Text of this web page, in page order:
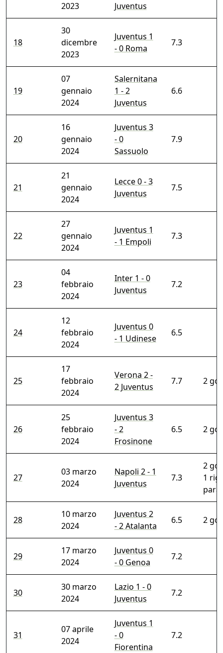
2023 Juventus
18
30
dicembre
2023
Juventus 1
- 0 Roma
7.3
19
07
gennaio
2024
Salernitana
1 - 2
Juventus
6.6
20
16
gennaio
2024
Juventus 3
- 0
Sassuolo
7.9
21
21
gennaio
2024
Lecce 0 - 3
Juventus
7.5
22
27
gennaio
2024
Juventus 1
- 1 Empoli
7.3
23
04
febbraio
2024
Inter 1 - 0
Juventus
7.2
24
12
febbraio
2024
Juventus 0
- 1 Udinese
6.5
25
17
febbraio
2024
Verona 2 -
2 Juventus
7.7 2
26
25
febbraio
2024
Juventus 3
- 2
Frosinone
6.5 2
27
03 marzo
2024
Napoli 2 - 1
Juventus
7.3
2
1
28
10 marzo
2024
Juventus 2
- 2 Atalanta
6.5 2
29
17 marzo
2024
Juventus 0
- 0 Genoa
7.2
30
30 marzo
2024
Lazio 1 - 0
Juventus
7.2
31
07 aprile
2024
Juventus 1
- 0
Fiorentina
7.2